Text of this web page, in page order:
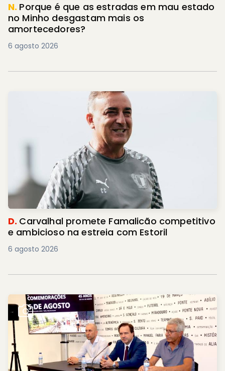
N. Porque é que as estradas em mau estado
no Minho desgastam mais os
amortecedores?
6 agosto 2026
D. Carvalhal promete Famalicão competitivo
e ambicioso na estreia com Estoril
6 agosto 2026